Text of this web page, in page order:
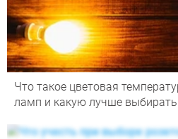
Что такое цветовая
ламп и какую лучше выбирать